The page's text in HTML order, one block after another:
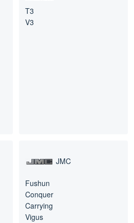
T3
V3
JMC
Fushun
Conquer
Carrying
Vigus